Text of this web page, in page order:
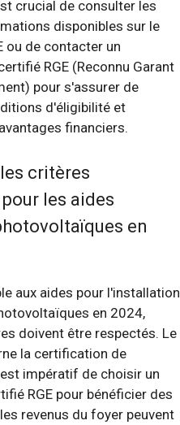
crucial de consulter les
disponibles sur le
ou de contacter un
RGE (Reconnu Garant
pour s'assurer de
d'éligibilité et
financiers.
critères
les aides
en
aux aides pour l'installation
en 2024,
doivent être respectés. Le
la certification de
impératif de choisir un
RGE pour bénéficier des
revenus du foyer peuvent